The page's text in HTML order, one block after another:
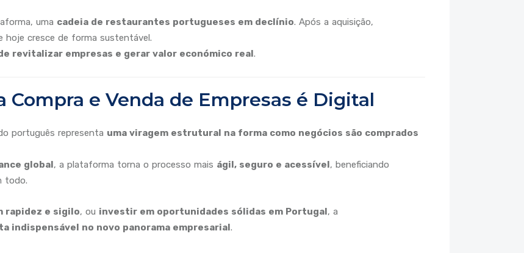
uma cadeia de restaurantes portugueses em declínio. Após a aquisição,
hoje cresce de forma sustentável.
revitalizar empresas e gerar valor económico real .
Compra e Venda de Empresas é Digital
português representa uma viragem estrutural na forma como negócios são comprados
global , a plataforma torna o processo mais ágil, seguro e acessível , beneficiando
todo.
rapidez e sigilo, ou investir em oportunidades sólidas em Portugal , a
indispensável no novo panorama empresarial .